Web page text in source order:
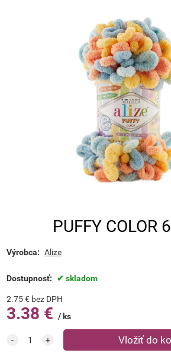
PUFFY COLOR
Výrobca: Alize
Dostupnosť: skladom
2.75€ bez DPH
3.38 € ks